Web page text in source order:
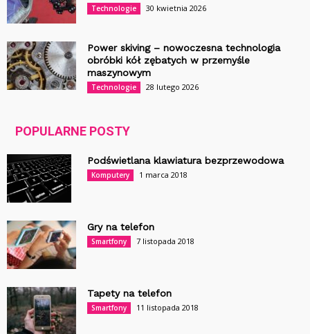
Technologie 30 kwietnia 2026
Power skiving – nowoczesna technologia
obróbki kół zębatych w przemyśle
maszynowym
Technologie 28 lutego 2026
POPULARNE POSTY
Podświetlana klawiatura bezprzewodowa
Komputery 1 marca 2018
Gry na telefon
Smartfony 7 listopada 2018
Tapety na telefon
Smartfony 11 listopada 2018